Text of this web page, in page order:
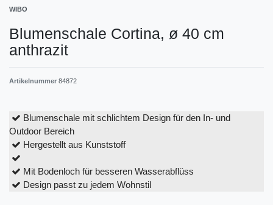
WIBO
Blumenschale Cortina, ø 40 cm
anthrazit
Artikelnummer 84872
Blumenschale mit schlichtem Design für den In- und
Outdoor Bereich
Hergestellt aus Kunststoff
Mit Bodenloch für besseren Wasserabflüss
Design passt zu jedem Wohnstil